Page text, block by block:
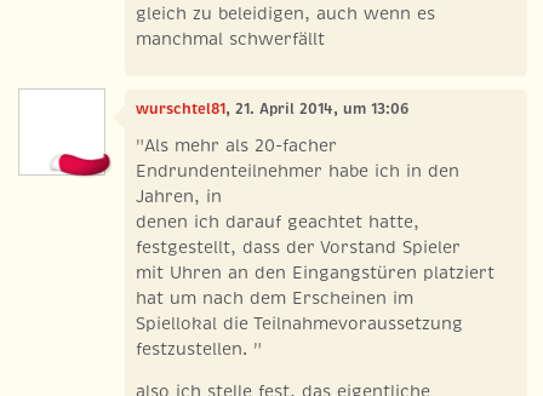
gleich zu beleidigen, auch wenn es
manchmal schwerfällt
wurschtel81, 21. April 2014, um 13:06
"Als mehr als 20-facher
Endrundenteilnehmer habe ich in den
Jahren, in
denen ich darauf geachtet hatte,
festgestellt, dass der Vorstand Spieler
mit Uhren an den Eingangstüren platziert
hat um nach dem Erscheinen im
Spiellokal die Teilnahmevoraussetzung
festzustellen. "
also ich stelle fest, das eigentliche